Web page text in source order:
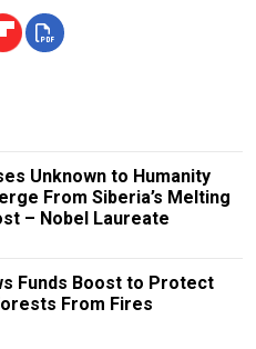
Unknown to Humanity
From Siberia’s Melting
– Nobel Laureate
Funds Boost to Protect
From Fires